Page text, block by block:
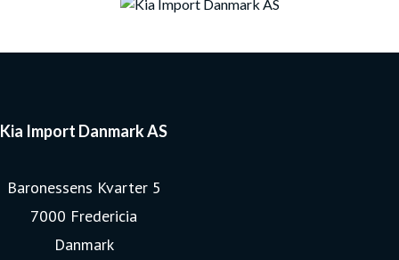
Kia Import Danmark AS
Baronessens Kvarter 5
7000 Fredericia
Danmark